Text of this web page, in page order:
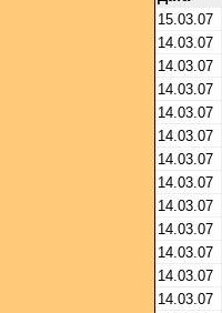
15.03.07
14.03.07
14.03.07
14.03.07
14.03.07
14.03.07
14.03.07
14.03.07
14.03.07
14.03.07
14.03.07
14.03.07
14.03.07